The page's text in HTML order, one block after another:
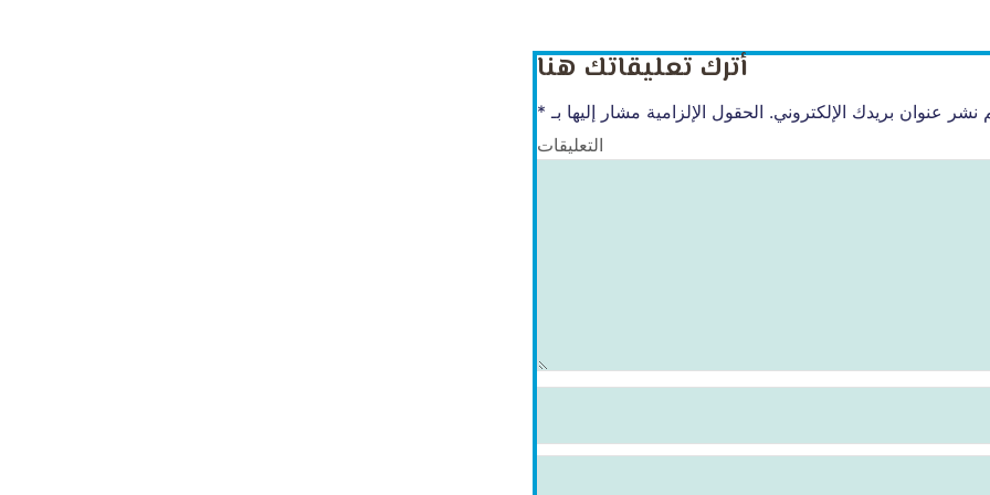
أترك تعليقاتك هنا
نشر عنوان بريدك الإلكتروني. الحقول الإلزامية مشار إليها بـ *
التعليقات